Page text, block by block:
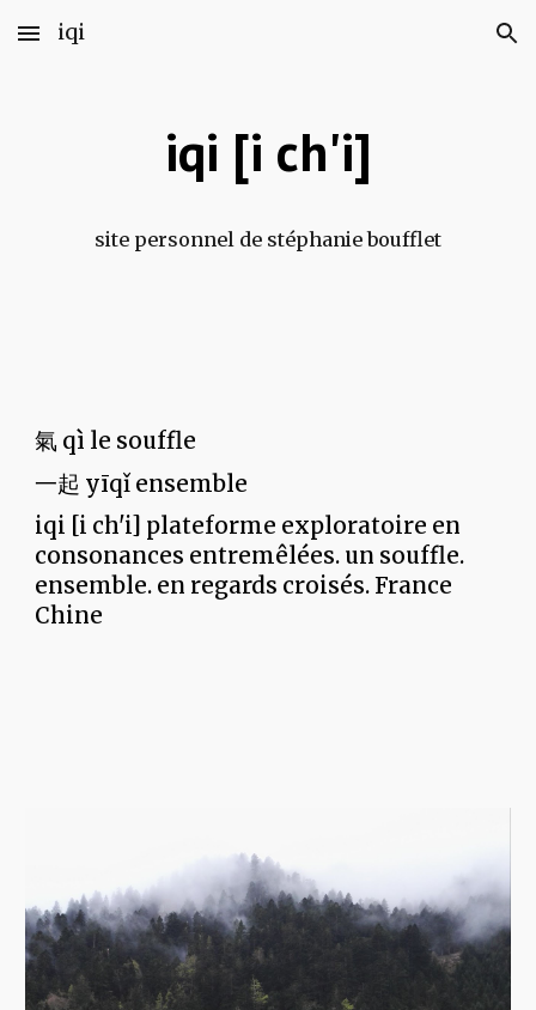
Skip to main content Skip to navigation
iqi
iqi [i ch'i]
site personnel de stéphanie boufflet
氣 qì le souffle
一起 yīqǐ ensemble
iqi [i ch'i] plateforme exploratoire en
consonances entremêlées. un souffle.
ensemble. en regards croisés.France
Chine